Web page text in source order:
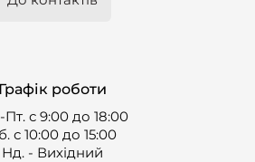
Графік роботи
Пт. с 9:00 до 18:00
с 10:00 до 15:00
Нд. - Вихідний